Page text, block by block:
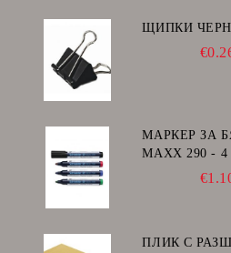
ЩИПКИ
МАРКЕР ЗА
ПЛИК С РАЗШ